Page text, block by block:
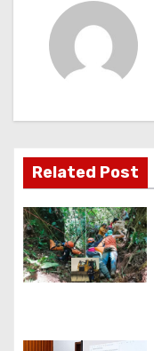
ó
n
d
e
e
t
Related Post